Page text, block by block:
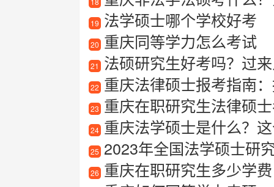
19 法学硕士哪个学校好考
20 重庆同等学力怎么考试
21 法硕研究生好考吗？过
22 重庆法律硕士报考指南：
23 重庆在职研究生法律硕
24 重庆法学硕士是什么？
25 2023年全国法学硕士研究生
26 重庆在职研究生多少学费